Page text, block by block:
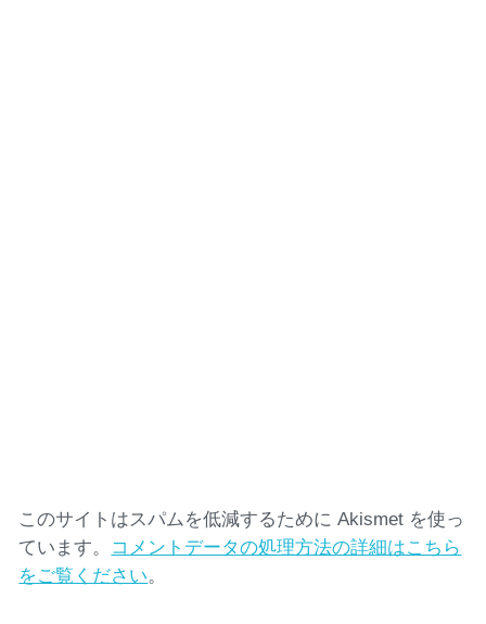
このサイトはスパムを低減するために Akismet を使っ
ています。 コメントデータの処理方法の詳細はこちら
をご覧ください。